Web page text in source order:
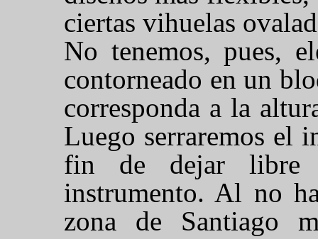
ciertas vihuelas
No tenemos, pues,
contorneado en un
corresponda a la
Luego serraremos el
fin de dejar libre
instrumento. Al no
zona de Santiago